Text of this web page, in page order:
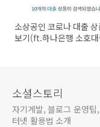
소상공인 코로나 대출
보기(ft.하나은행 소호
소셜스토리
자기계발, 블로그 운영
터넷 활용법 소개